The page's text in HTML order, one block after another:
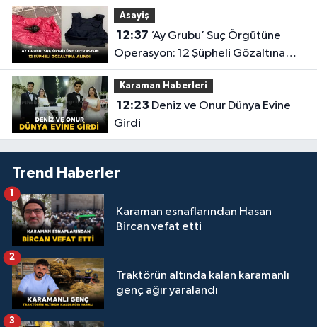
Asayiş
12:37
Operasyon: 12 Şüpheli Gözaltına
Alındı
Karaman Haberleri
12:23
Girdi
Trend Haberler
Karaman esnaflarından Hasan
Bircan vefat etti
1
Traktörün altında kalan karamanlı
genç ağır yaralandı
2
3